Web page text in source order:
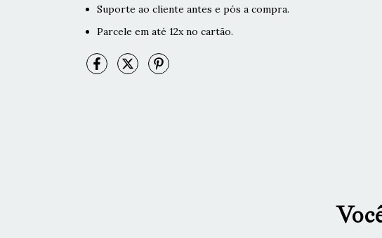
Suporte ao cliente antes e pós a compra.
Parcele em até 12x no cartão.